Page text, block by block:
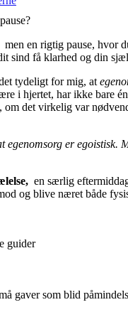
en rigtig pause, hvor
sind få klarhed og din
tydeligt for mig, at
i hjertet, har ikke bare
om det virkelig var
egenomsorg er
en særlig
og blive næret både
guider
gaver som blid